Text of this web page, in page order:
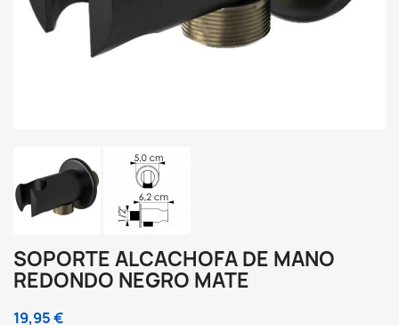
SOPORTE ALCACHOFA DE MANO
REDONDO NEGRO MATE
19,95 €